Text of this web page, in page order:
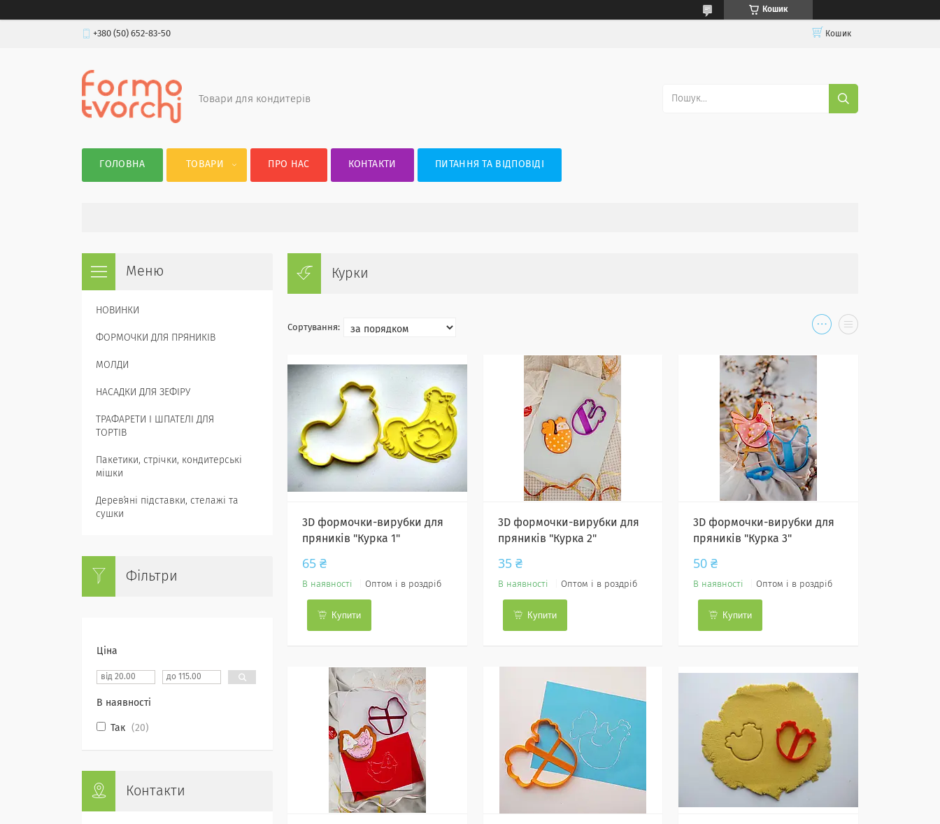
Кошик
+380 (50) 652-83-50 Кошик
Товари для кондитерів
ГОЛОВНА ТОВАРИ ПРО НАС КОНТАКТИ ПИТАННЯ ТА ВІДПОВІДІ
Курки
3D формочки-вирубки для
пряників "Курка 1"
65 ₴
В наявності Оптом і в роздріб
Купити
3D формочки-вирубки для
пряників "Курка 2"
35 ₴
В наявності Оптом і в роздріб
Купити
3D формочки-вирубки для
пряників "Курка 3"
50 ₴
В наявності Оптом і в роздріб
Купити
НОВИНКИ
ФОРМОЧКИ ДЛЯ ПРЯНИКІВ
МОЛДИ
НАСАДКИ ДЛЯ ЗЕФІРУ
ТРАФАРЕТИ І ШПАТЕЛІ ДЛЯ
ТОРТІВ
Пакетики, стрічки, кондитерські
мішки
Деревʼяні підставки, стелажі та
сушки
Фільтри
Ціна
В наявності
Так 20
Контакти